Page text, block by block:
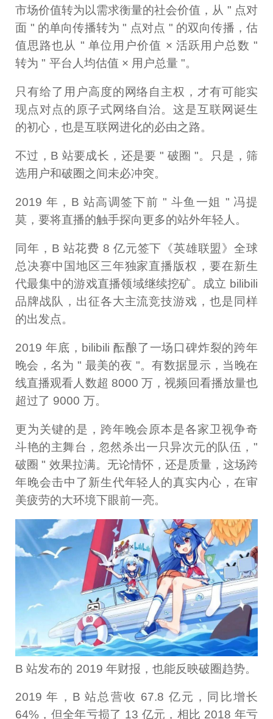
市场价值转为以需求衡量的社会价值，从 " 点对
面 " 的单向传播转为 " 点对点 " 的双向传播，估
值思路也从 " 单位用户价值 × 活跃用户总数 "
转为 " 平台人均估值 × 用户总量 "。
只有给了用户高度的网络自主权，才有可能实
现点对点的原子式网络自治。这是互联网诞生
的初心，也是互联网进化的必由之路。
不过，B 站要成长，还是要 " 破圈 "。只是，筛
选用户和破圈之间未必冲突。
2019 年，B 站高调签下前 " 斗鱼一姐 " 冯提
莫，要将直播的触手探向更多的站外年轻人。
同年，B 站花费 8 亿元签下《英雄联盟》全球
总决赛中国地区三年独家直播版权，要在新生
代最集中的游戏直播领域继续挖矿。成立 bilibili
品牌战队，出征各大主流竞技游戏，也是同样
的出发点。
2019 年底，bilibili 酝酿了一场口碑炸裂的跨年
晚会，名为 " 最美的夜 "。有数据显示，当晚在
线直播观看人数超 8000 万，视频回看播放量也
超过了 9000 万。
更为关键的是，跨年晚会原本是各家卫视争奇
斗艳的主舞台，忽然杀出一只异次元的队伍，"
破圈 " 效果拉满。无论情怀，还是质量，这场跨
年晚会击中了新生代年轻人的真实内心，在审
美疲劳的大环境下眼前一亮。
B 站发布的 2019 年财报，也能反映破圈趋势。
2019 年，B 站总营收 67.8 亿元，同比增长
64%，但全年亏损了 13 亿元，相比 2018 年亏